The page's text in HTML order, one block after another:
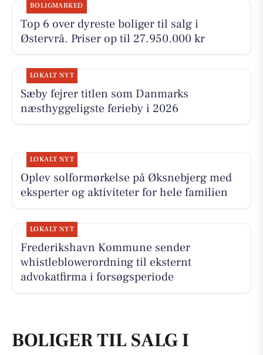
BOLIGMARKED
Top 6 over dyreste boliger til salg i
Østervrå. Priser op til 27.950.000 kr
LOKALT NYT
Sæby fejrer titlen som Danmarks
næsthyggeligste ferieby i 2026
LOKALT NYT
Oplev solformørkelse på Øksnebjerg med
eksperter og aktiviteter for hele familien
LOKALT NYT
Frederikshavn Kommune sender
whistleblowerordning til eksternt
advokatfirma i forsøgsperiode
BOLIGER TIL SALG I